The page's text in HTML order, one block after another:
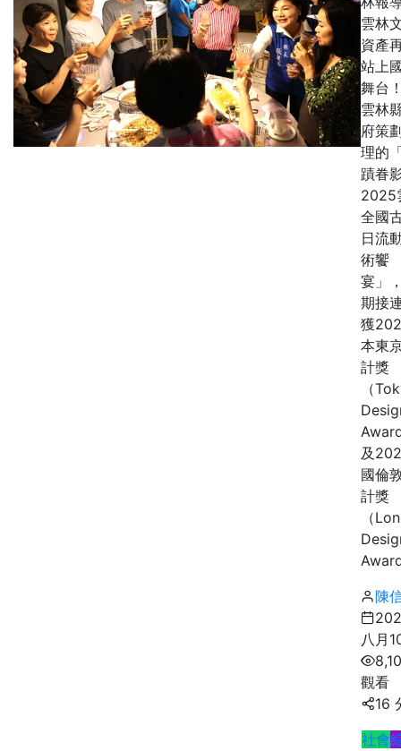
雲林
資產
站上
舞台
雲林
府策
理的
蹟眷
2025
全國
日流
術饗
宴」
期接
獲
本東
計獎
（
及
國倫
計獎
（
陳
八月
觀看
16
社會